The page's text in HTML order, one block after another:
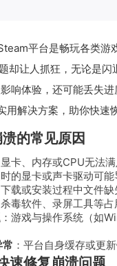
平台是畅玩各类游
却让人抓狂，无论是闪
响体验，还可能丢失
用解决方案，助你快速
的常见原因
显卡、内存或CPU无法满
时的显卡或声卡驱动可能
下载或安装过程中文件缺
杀毒软件、录屏工具等占
：游戏与操作系统（如
：平台自身缓存或更新
速修复崩溃问题